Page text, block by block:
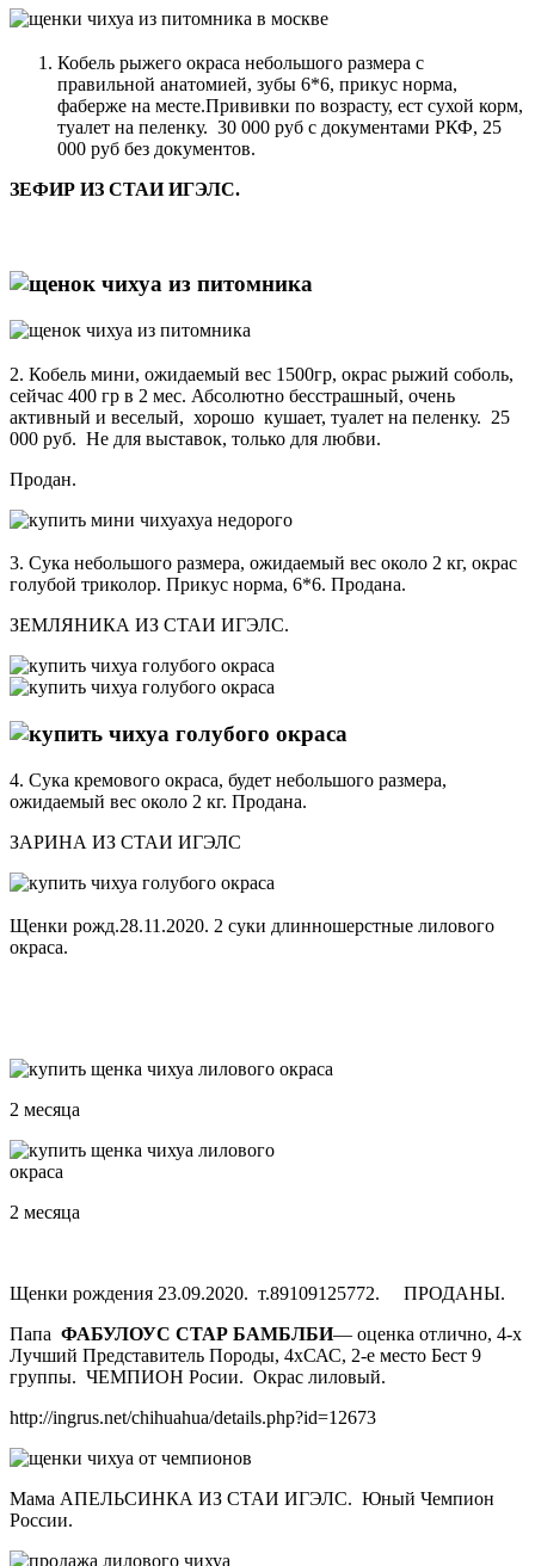
Кобель рыжего окраса небольшого размера с
правильной анатомией, зубы 6*6, прикус норма,
фаберже на месте.Прививки по возрасту, ест сухой корм,
туалет на пеленку. 30 000 руб с документами РКФ, 25
000 руб без документов.
ЗЕФИР ИЗ СТАИ ИГЭЛС.
2. Кобель мини, ожидаемый вес 1500гр, окрас рыжий соболь,
сейчас 400 гр в 2 мес. Абсолютно бесстрашный, очень
активный и веселый, хорошо кушает, туалет на пеленку. 25
000 руб. Не для выставок, только для любви.
Продан.
3. Сука небольшого размера, ожидаемый вес около 2 кг, окрас
голубой триколор. Прикус норма, 6*6. Продана.
ЗЕМЛЯНИКА ИЗ СТАИ ИГЭЛС.
4. Сука кремового окраса, будет небольшого размера,
ожидаемый вес около 2 кг. Продана.
ЗАРИНА ИЗ СТАИ ИГЭЛС
Щенки рожд.28.11.2020. 2 суки длинношерстные лилового
окраса.
2 месяца
2 месяца
Щенки рождения 23.09.2020. т.89109125772. ПРОДАНЫ.
Папа ФАБУЛОУС СТАР БАМБЛБИ— оценка отлично, 4-х
Лучший Представитель Породы, 4хСАС, 2-е место Бест 9
группы. ЧЕМПИОН Росии. Окрас лиловый.
http://ingrus.net/chihuahua/details.php?id=12673
Мама АПЕЛЬСИНКА ИЗ СТАИ ИГЭЛС. Юный Чемпион
России.